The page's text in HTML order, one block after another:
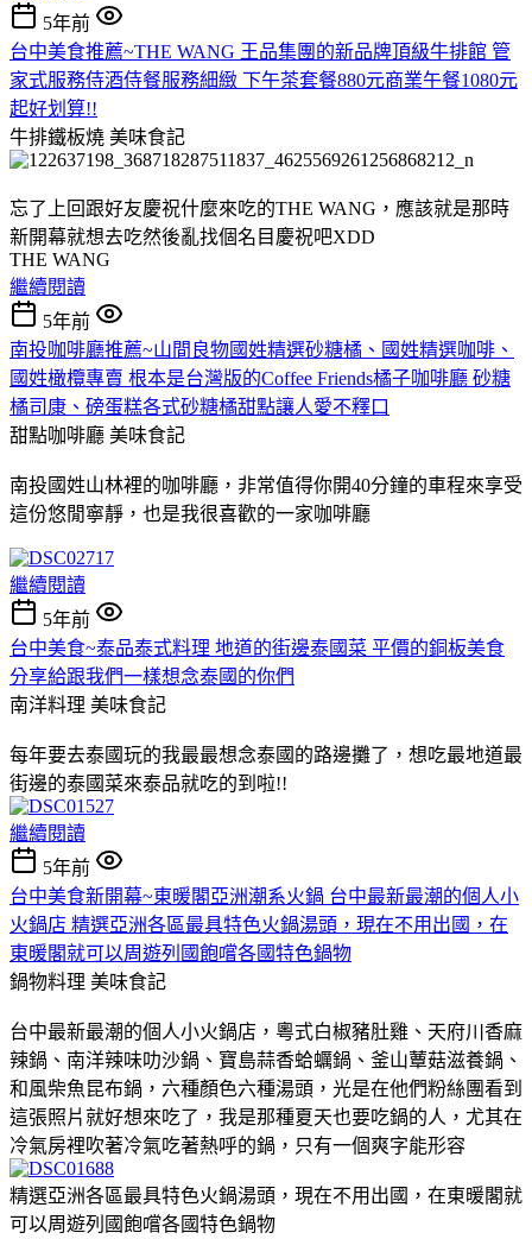
5年前
台中美食推薦~THE WANG 王品集團的新品牌頂級牛排館 管
家式服務侍酒侍餐服務細緻 下午茶套餐880元商業午餐1080元
起好划算!!
牛排鐵板燒 美味食記
忘了上回跟好友慶祝什麼來吃的THE WANG，應該就是那時
新開幕就想去吃然後亂找個名目慶祝吧XDD
THE WANG
繼續閱讀
5年前
南投咖啡廳推薦~山間良物國姓精選砂糖橘、國姓精選咖啡、
國姓橄欖專賣 根本是台灣版的Coffee Friends橘子咖啡廳 砂糖
橘司康、磅蛋糕各式砂糖橘甜點讓人愛不釋口
甜點咖啡廳 美味食記
南投國姓山林裡的咖啡廳，非常值得你開40分鐘的車程來享受
這份悠閒寧靜，也是我很喜歡的一家咖啡廳
繼續閱讀
5年前
台中美食~泰品泰式料理 地道的街邊泰國菜 平價的銅板美食
分享給跟我們一樣想念泰國的你們
南洋料理 美味食記
每年要去泰國玩的我最最想念泰國的路邊攤了，想吃最地道最
街邊的泰國菜來泰品就吃的到啦!!
繼續閱讀
5年前
台中美食新開幕~東暖閣亞洲潮系火鍋 台中最新最潮的個人小
火鍋店 精選亞洲各區最具特色火鍋湯頭，現在不用出國，在
東暖閣就可以周遊列國飽嚐各國特色鍋物
鍋物料理 美味食記
台中最新最潮的個人小火鍋店，粵式白椒豬肚雞、天府川香麻
辣鍋、南洋辣味叻沙鍋、寶島蒜香蛤蠣鍋、釜山蕈菇滋養鍋、
和風柴魚昆布鍋，六種顏色六種湯頭，光是在他們粉絲團看到
這張照片就好想來吃了，我是那種夏天也要吃鍋的人，尤其在
冷氣房裡吹著冷氣吃著熱呼的鍋，只有一個爽字能形容
精選亞洲各區最具特色火鍋湯頭，現在不用出國，在東暖閣就
可以周遊列國飽嚐各國特色鍋物